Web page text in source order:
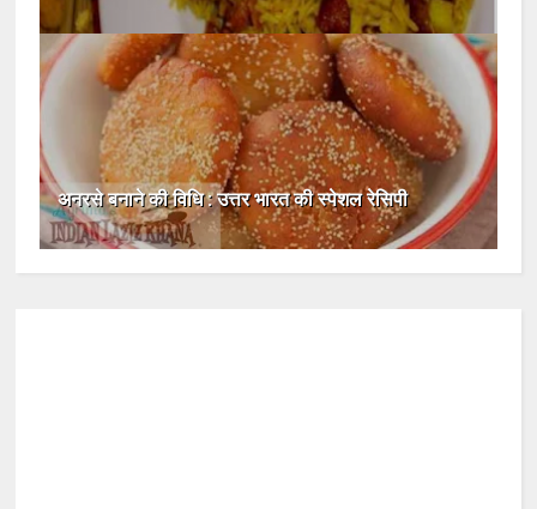
अनरसे बनाने की विधि : उत्तर भारत की स्पेशल रेसिपी